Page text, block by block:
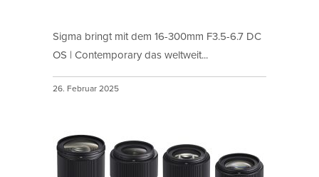
Sigma bringt mit dem 16-300mm F3.5-6.7 DC
OS | Contemporary das weltweit...
26. Februar 2025